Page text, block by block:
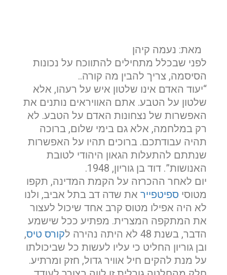
מאת: נעמה קיהן
לפני שבכלל מתחילים להתווכח על נכונות
הסיסמה, צריך להבין מה קורה..
“יעוד האדם אינו שלטון איש על רעהו, אלא
שלטון על הטבע. אתם האוויראים נותנים את
האפשרות של נצחונות האדם על הטבע. לא
רק במלחמה, אלא גם בימי שלום, ברוכה
תהיה עבודתכם. ברוכים תהיו על האפשרות
שנתתם להתעלות הגאון היהודי לטובת
האנושות”. דוד בן גוריון, 1948.
יום לאחר ההכרזה על הקמת המדינה, תקפו
מטוסי ספיטפייר את שדה דב בתל אביב, ולנו
לא היה אפילו מטוס קרב אחד שיכול לעצור
את המתקפה המצרית. מפתיע ככל שישמע
הדבר, בשנת 48 לא היתה נהירה ל
קורס טיס,
ובן גוריון החליט כי עליו לעשות כל שביכולתו
על מנת להקים חיל אוויר גדול, חזק ומרתיע.